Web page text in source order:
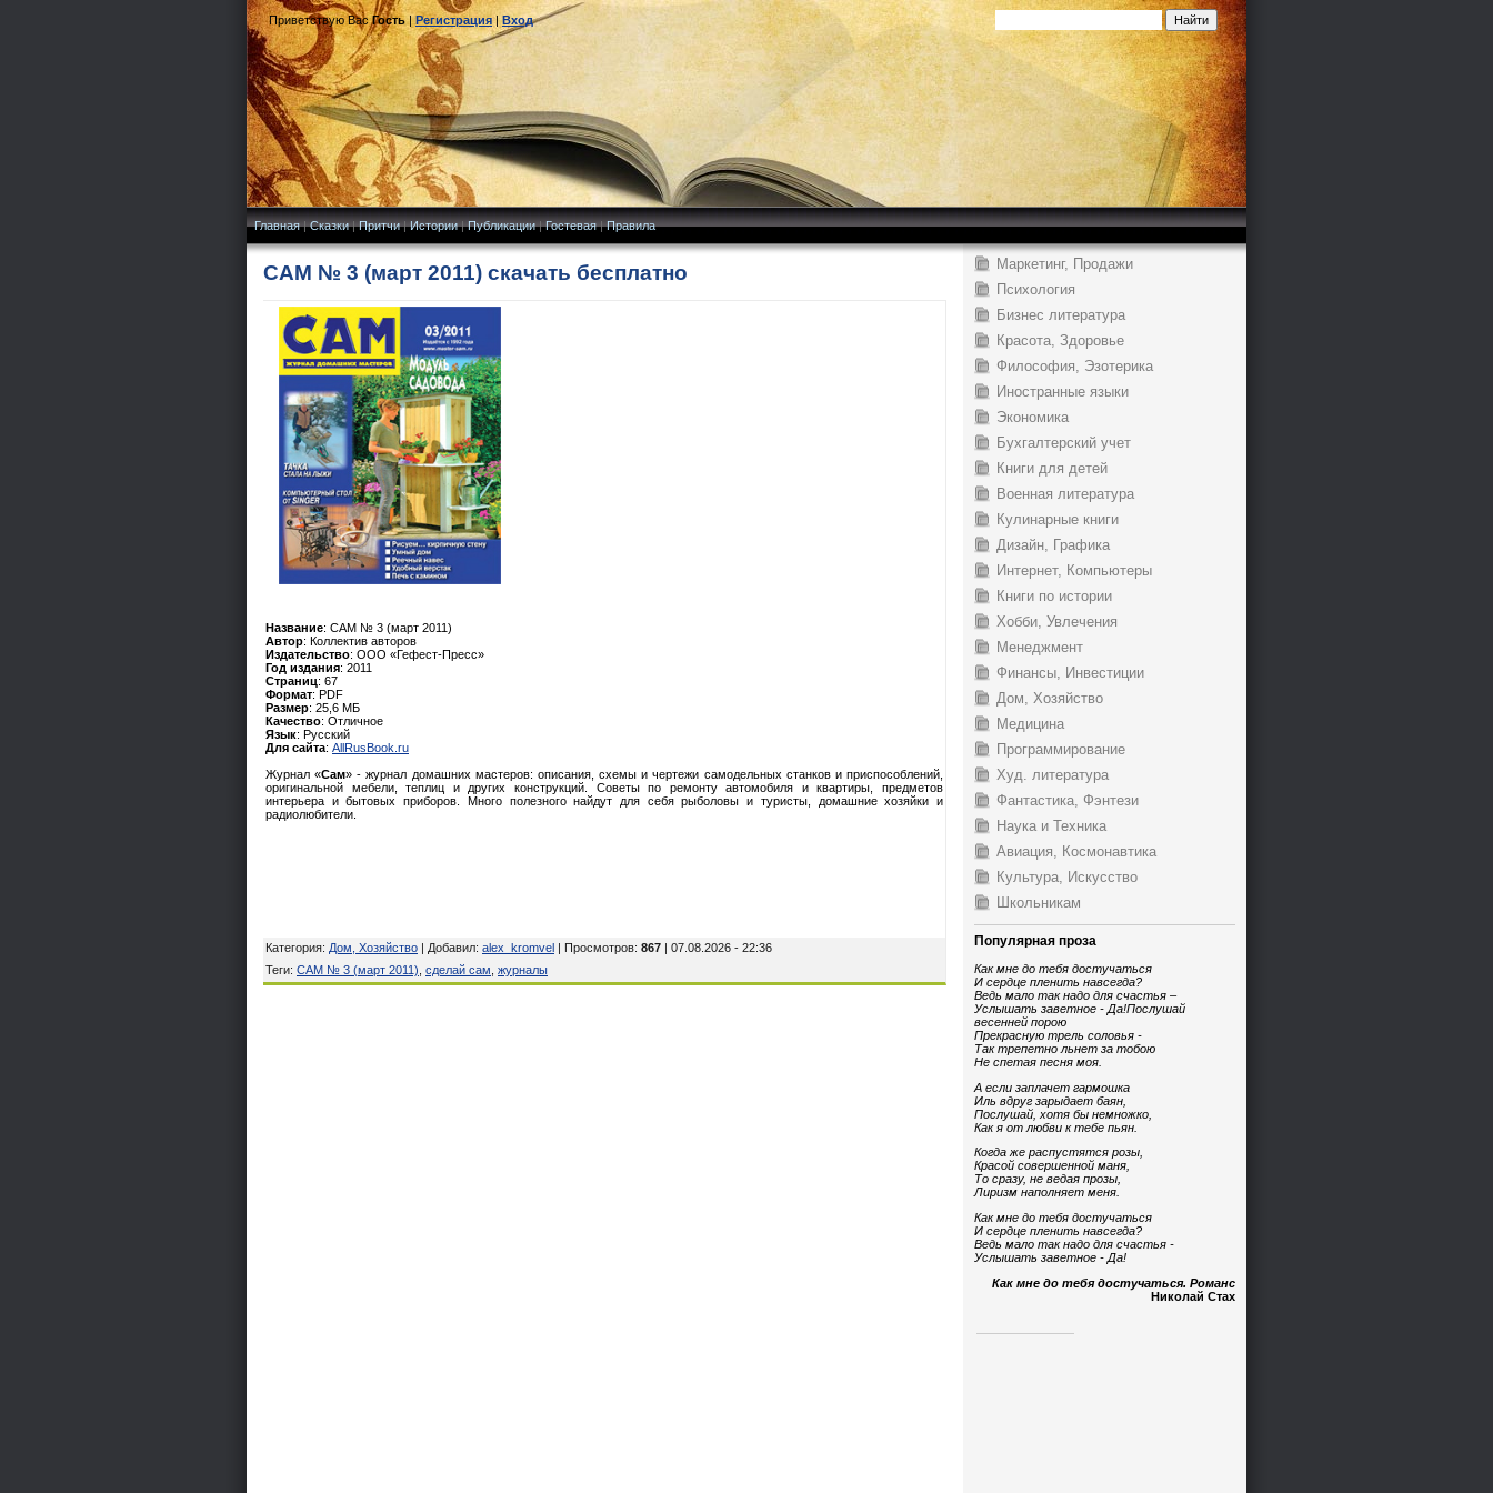
Приветствую Вас Гость|Регистрация|Вход
Главная|Сказки|Притчи|Истории|Публикации|Гостевая|Правила
САМ № 3 (март 2011) скачать бесплатно
Название: САМ № 3 (март 2011)
Автор: Коллектив авторов
Издательство: ООО «Гефест-Пресс»
Год издания: 2011
Страниц: 67
Формат: PDF
Размер: 25,6 МБ
Качество: Отличное
Язык: Русский
Для сайта: AllRusBook.ru
Журнал «Сам» - журнал домашних мастеров: описания, схемы и чертежи самодельных станков и приспособлений,
оригинальной мебели, теплиц и других конструкций. Советы по ремонту автомобиля и квартиры, предметов
интерьера и бытовых приборов. Много полезного найдут для себя рыболовы и туристы, домашние хозяйки и
радиолюбители.
Категория: Дом, Хозяйство | Добавил: alex_kromvel | Просмотров: 867 | 07.08.2026 - 22:36
Теги: САМ № 3 (март 2011) сделай сам журналы
Маркетинг, Продажи
Психология
Бизнес литература
Красота, Здоровье
Философия, Эзотерика
Иностранные языки
Экономика
Бухгалтерский учет
Книги для детей
Военная литература
Кулинарные книги
Дизайн, Графика
Интернет, Компьютеры
Книги по истории
Хобби, Увлечения
Менеджмент
Финансы, Инвестиции
Дом, Хозяйство
Медицина
Программирование
Худ. литература
Фантастика, Фэнтези
Наука и Техника
Авиация, Космонавтика
Культура, Искусство
Школьникам
Популярная проза
Как мне до тебя достучаться
И сердце пленить навсегда?
Ведь мало так надо для счастья –
Услышать заветное - Да!Послушай
весенней порою
Прекрасную трель соловья -
Так трепетно льнет за тобою
Не спетая песня моя.
А если заплачет гармошка
Иль вдруг зарыдает баян,
Послушай, хотя бы немножко,
Как я от любви к тебе пьян.
Когда же распустятся розы,
Красой совершенной маня,
То сразу, не ведая прозы,
Лиризм наполняет меня.
Как мне до тебя достучаться
И сердце пленить навсегда?
Ведь мало так надо для счастья -
Услышать заветное - Да!
Как мне до тебя достучаться. Романс
Николай Стах